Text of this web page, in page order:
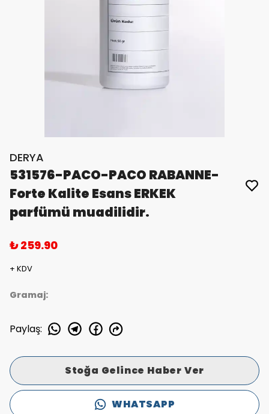
DERYA
531576-PACO-PACO RABANNE-
Forte Kalite Esans ERKEK
parfümü muadilidir.
₺ 259.90
+ KDV
Gramaj:
Paylaş:
Stoğa Gelince Haber Ver
WHATSAPP